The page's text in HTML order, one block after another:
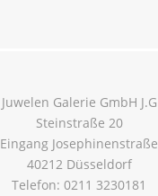
Juwelen Galerie GmbH J.G
Steinstraße 20
Eingang Josephinenstraße
40212 Düsseldorf
Telefon: 0211 3230181